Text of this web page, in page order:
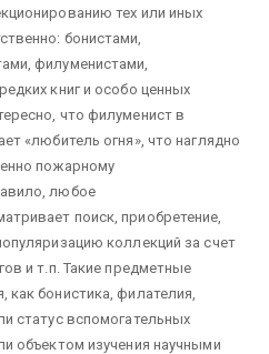
тех или иных
бонистами,
филуменистами,
книг и особо ценных
что филуменист в
«любитель огня», что наглядно
пожарному
любое
поиск, приобретение,
коллекций за счет
и т.п. Такие предметные
как бонистика, филателия,
статус вспомогательных
объектом изучения научными